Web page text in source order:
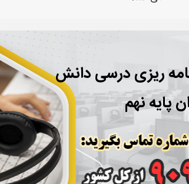
ریزی درسی دانش
پایه نهم